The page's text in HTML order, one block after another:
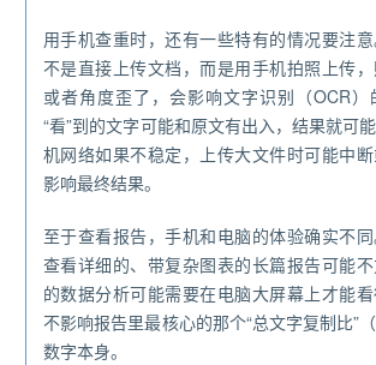
用手机查重时，还有一些特有的情况要注
不是直接上传文档，而是用手机拍照上传
或者角度歪了，会影响文字识别（OCR
“看”到的文字可能和原文有出入，结果就可
机网络如果不稳定，上传大文件时可能中
影响最终结果。
至于查看报告，手机和电脑的体验确实不同
查看详细的、带复杂图表的长篇报告可能
的数据分析可能需要在电脑大屏幕上才能
不影响报告里最核心的那个“总文字复制比”
数字本身。